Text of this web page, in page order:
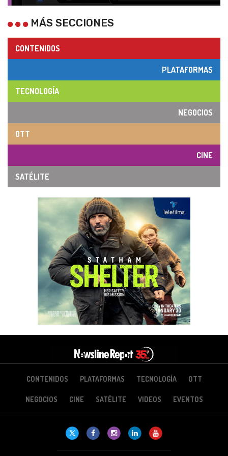
MÁS SECCIONES
CONTENIDOS
PLATAFORMAS
TECNOLOGÍA
NEGOCIOS
OTT
CINE
SATÉLITE
CONTENIDOS PLATAFORMAS TECNOLOGÍA OTT
NEGOCIOS CINE SATÉLITE VIDEOS EVENTOS